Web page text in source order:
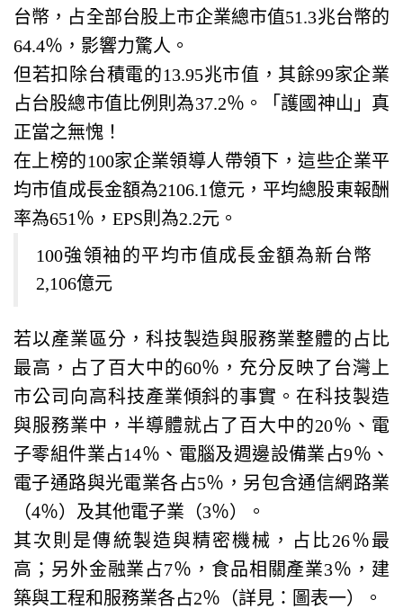
台幣，占全部台股上市企業總市值51.3兆台幣的
64.4％，影響力驚人。
但若扣除台積電的13.95兆市值，其餘99家企業
占台股總市值比例則為37.2％。「護國神山」真
正當之無愧！
在上榜的100家企業領導人帶領下，這些企業平
均市值成長金額為2106.1億元，平均總股東報酬
率為651％，EPS則為2.2元。
100強領袖的平均市值成長金額為新台幣
2,106億元
若以產業區分，科技製造與服務業整體的占比
最高，占了百大中的60％，充分反映了台灣上
市公司向高科技產業傾斜的事實。在科技製造
與服務業中，半導體就占了百大中的20％、電
子零組件業占14％、電腦及週邊設備業占9％、
電子通路與光電業各占5％，另包含通信網路業
（4％）及其他電子業（3％）。
其次則是傳統製造與精密機械，占比26％最
高；另外金融業占7％，食品相關產業3％，建
築與工程和服務業各占2％（詳見：圖表一）。